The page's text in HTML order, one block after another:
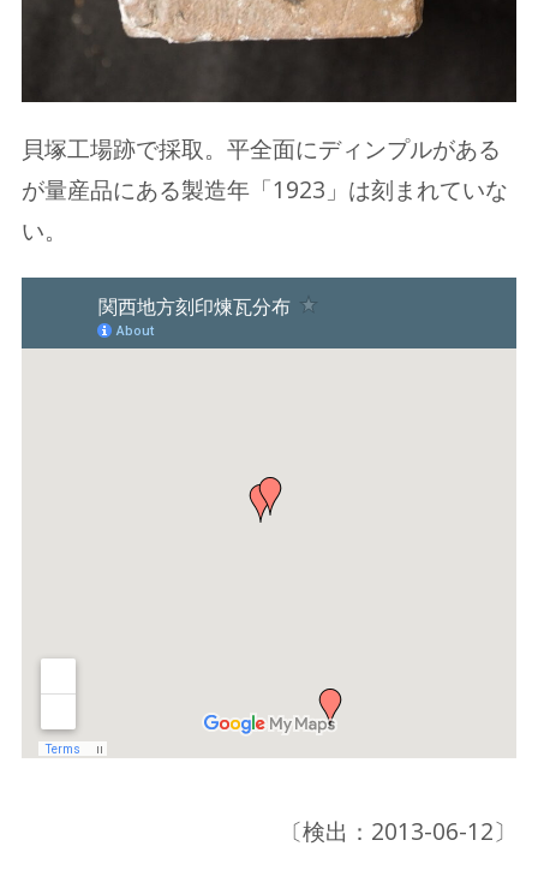
貝塚工場跡で採取。平全面にディンプルがある
が量産品にある製造年「1923」は刻まれていな
い。
〔検出：2013-06-12〕